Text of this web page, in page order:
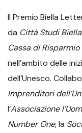
Il Premio Biella
da Città Studi Biella
Cassa di
nell’ambito delle
dell’Unesco.
Imprenditori
l’Associazione
Number One, la